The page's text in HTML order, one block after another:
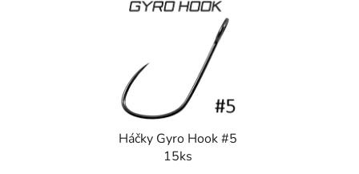
Háčky Gyro Hook #5
15ks